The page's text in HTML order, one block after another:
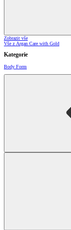
Zobrazit vše
Vše z Argan Care with Gold
Kategorie
Body Form